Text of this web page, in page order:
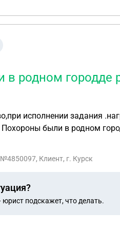
родном городде
Похороны были в родном
и требовали справку
крысы.Потом прислали
что мой отец был на
указ
Клиент, г. Курск
подскажет, что делать.